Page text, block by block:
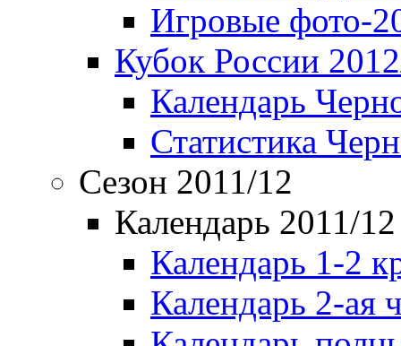
Игровые фото-
Кубок России
Календарь
Статистика
Сезон 2011/12
Календарь 2011/12
Календарь 1-2
Календарь 2-ая